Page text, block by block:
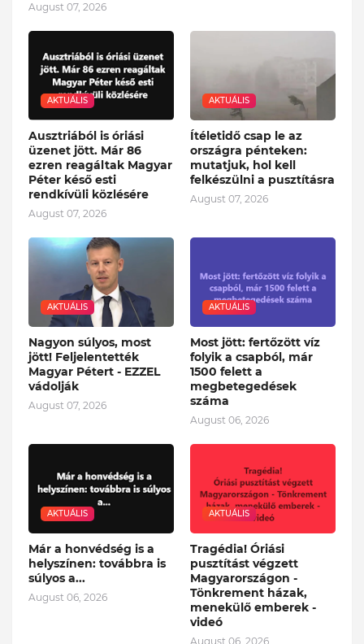
August 07, 2026
AKTUÁLIS
Ausztriából is óriási
üzenet jött. Már 86
ezren reagáltak Magyar
Péter késő esti
rendkívüli közlésére
August 07, 2026
AKTUÁLIS
Ítéletidő csap le az
országra pénteken:
mutatjuk, hol kell
felkészülni a pusztításra
August 07, 2026
AKTUÁLIS
Nagyon súlyos, most
jött! Feljelentették
Magyar Pétert - EZZEL
vádolják
August 07, 2026
AKTUÁLIS
Most jött: fertőzött víz
folyik a csapból, már
1500 felett a
megbetegedések
száma
August 06, 2026
AKTUÁLIS
Már a honvédség is a
helyszínen: továbbra is
súlyos a...
August 06, 2026
AKTUÁLIS
Tragédia! Óriási
pusztítást végzett
Magyarországon -
Tönkrement házak,
menekülő emberek -
videó
August 06, 2026